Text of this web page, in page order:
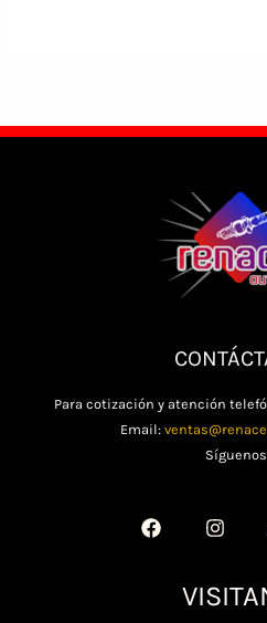
Para cotización y atención
Email: